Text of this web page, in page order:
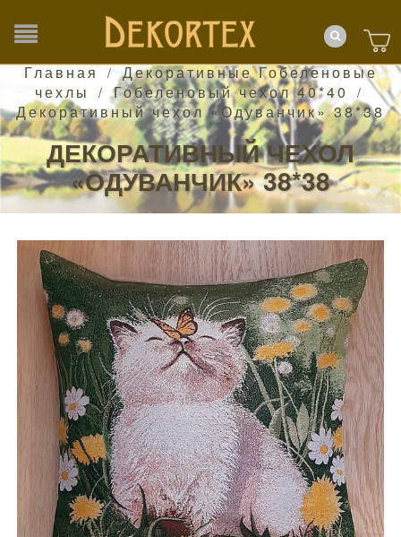
Главная /
Декоративные Гобеленовые
чехлы
/ Гобеленовый чехол 40*40 /
Декоративный чехол «Одуванчик» 38*38
ДЕКОРАТИВНЫЙ ЧЕХОЛ
«ОДУВАНЧИК» 38*38